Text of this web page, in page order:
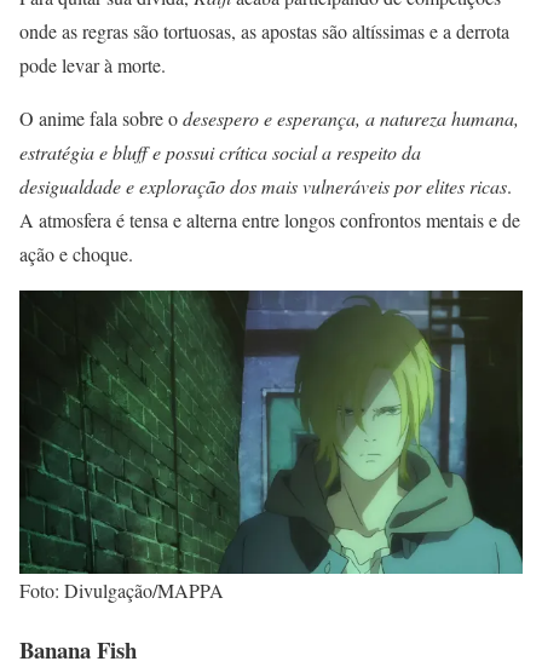
onde as regras são tortuosas, as apostas são altíssimas e a derrota
pode levar à morte.
O anime fala sobre odesespero e esperança, a natureza humana,
estratégia e bluff e possui crítica social a respeito da
desigualdade e exploração dos mais vulneráveis por elites ricas.
A atmosfera é tensa e alterna entre longos confrontos mentais e de
ação e choque.
Foto: Divulgação/MAPPA
Banana Fish